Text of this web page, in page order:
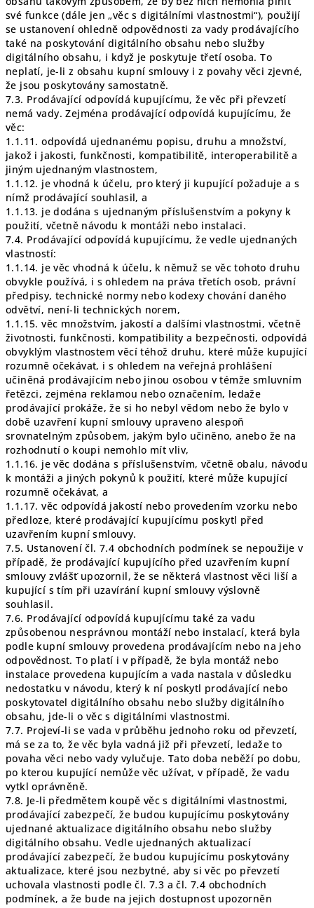
své funkce (dále jen „věc s digitálními vlastnostmi“), použijí
se ustanovení ohledně odpovědnosti za vady prodávajícího
také na poskytování digitálního obsahu nebo služby
digitálního obsahu, i když je poskytuje třetí osoba. To
neplatí, je-li z obsahu kupní smlouvy i z povahy věci zjevné,
že jsou poskytovány samostatně.
7.3. Prodávající odpovídá kupujícímu, že věc při převzetí
nemá vady. Zejména prodávající odpovídá kupujícímu, že
věc:
1.1.11. odpovídá ujednanému popisu, druhu a množství,
jakož i jakosti, funkčnosti, kompatibilitě, interoperabilitě a
jiným ujednaným vlastnostem,
1.1.12. je vhodná k účelu, pro který ji kupující požaduje a s
nímž prodávající souhlasil, a
1.1.13. je dodána s ujednaným příslušenstvím a pokyny k
použití, včetně návodu k montáži nebo instalaci.
7.4. Prodávající odpovídá kupujícímu, že vedle ujednaných
vlastností:
1.1.14. je věc vhodná k účelu, k němuž se věc tohoto druhu
obvykle používá, i s ohledem na práva třetích osob, právní
předpisy, technické normy nebo kodexy chování daného
odvětví, není-li technických norem,
1.1.15. věc množstvím, jakostí a dalšími vlastnostmi, včetně
životnosti, funkčnosti, kompatibility a bezpečnosti, odpovídá
obvyklým vlastnostem věcí téhož druhu, které může kupující
rozumně očekávat, i s ohledem na veřejná prohlášení
učiněná prodávajícím nebo jinou osobou v témže smluvním
řetězci, zejména reklamou nebo označením, ledaže
prodávající prokáže, že si ho nebyl vědom nebo že bylo v
době uzavření kupní smlouvy upraveno alespoň
srovnatelným způsobem, jakým bylo učiněno, anebo že na
rozhodnutí o koupi nemohlo mít vliv,
1.1.16. je věc dodána s příslušenstvím, včetně obalu, návodu
k montáži a jiných pokynů k použití, které může kupující
rozumně očekávat, a
1.1.17. věc odpovídá jakostí nebo provedením vzorku nebo
předloze, které prodávající kupujícímu poskytl před
uzavřením kupní smlouvy.
7.5. Ustanovení čl. 7.4 obchodních podmínek se nepoužije v
případě, že prodávající kupujícího před uzavřením kupní
smlouvy zvlášť upozornil, že se některá vlastnost věci liší a
kupující s tím při uzavírání kupní smlouvy výslovně
souhlasil.
7.6. Prodávající odpovídá kupujícímu také za vadu
způsobenou nesprávnou montáží nebo instalací, která byla
podle kupní smlouvy provedena prodávajícím nebo na jeho
odpovědnost. To platí i v případě, že byla montáž nebo
instalace provedena kupujícím a vada nastala v důsledku
nedostatku v návodu, který k ní poskytl prodávající nebo
poskytovatel digitálního obsahu nebo služby digitálního
obsahu, jde-li o věc s digitálními vlastnostmi.
7.7. Projeví-li se vada v průběhu jednoho roku od převzetí,
má se za to, že věc byla vadná již při převzetí, ledaže to
povaha věci nebo vady vylučuje. Tato doba neběží po dobu,
po kterou kupující nemůže věc užívat, v případě, že vadu
vytkl oprávněně.
7.8. Je-li předmětem koupě věc s digitálními vlastnostmi,
prodávající zabezpečí, že budou kupujícímu poskytovány
ujednané aktualizace digitálního obsahu nebo služby
digitálního obsahu. Vedle ujednaných aktualizací
prodávající zabezpečí, že budou kupujícímu poskytovány
aktualizace, které jsou nezbytné, aby si věc po převzetí
uchovala vlastnosti podle čl. 7.3 a čl. 7.4 obchodních
podmínek, a že bude na jejich dostupnost upozorněn